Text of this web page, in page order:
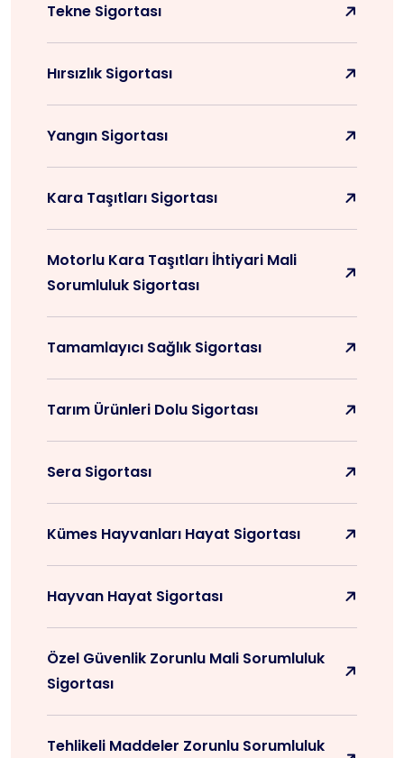
Tekne Sigortası
Hırsızlık Sigortası
Yangın Sigortası
Kara Taşıtları Sigortası
Motorlu Kara Taşıtları İhtiyari Mali
Sorumluluk Sigortası
Tamamlayıcı Sağlık Sigortası
Tarım Ürünleri Dolu Sigortası
Sera Sigortası
Kümes Hayvanları Hayat Sigortası
Hayvan Hayat Sigortası
Özel Güvenlik Zorunlu Mali Sorumluluk
Sigortası
Tehlikeli Maddeler Zorunlu Sorumluluk